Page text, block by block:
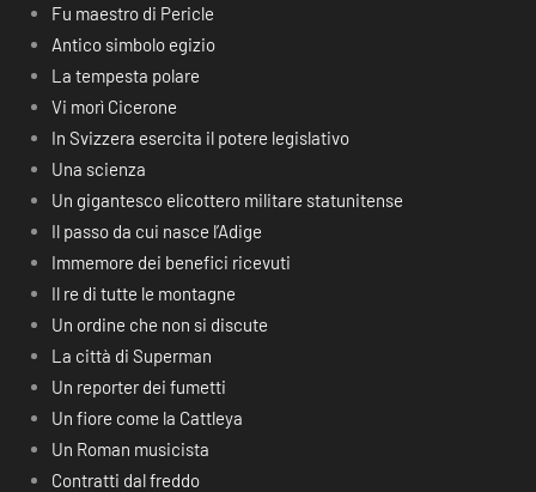
Fu maestro di Pericle
Antico simbolo egizio
La tempesta polare
Vi morì Cicerone
In Svizzera esercita il potere legislativo
Una scienza
Un gigantesco elicottero militare statunitense
Il passo da cui nasce l’Adige
Immemore dei benefici ricevuti
Il re di tutte le montagne
Un ordine che non si discute
La città di Superman
Un reporter dei fumetti
Un fiore come la Cattleya
Un Roman musicista
Contratti dal freddo